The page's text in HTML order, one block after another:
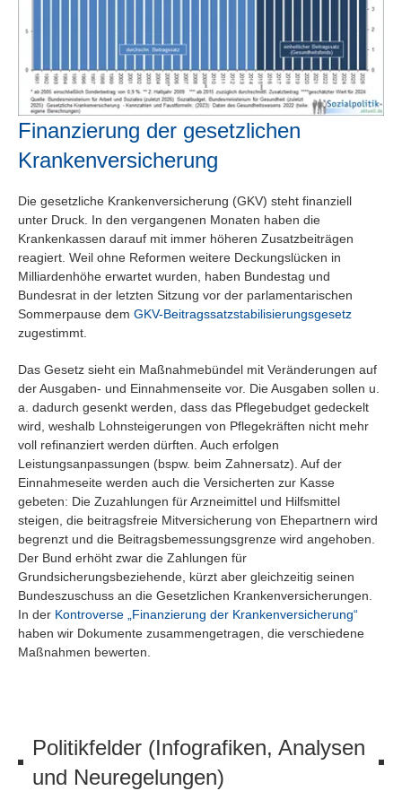
Finanzierung der gesetzlichen
Krankenversicherung
Die gesetzliche Krankenversicherung (GKV) steht finanziell
unter Druck. In den vergangenen Monaten haben die
Krankenkassen darauf mit immer höheren Zusatzbeiträgen
reagiert. Weil ohne Reformen weitere Deckungslücken in
Milliardenhöhe erwartet wurden, haben Bundestag und
Bundesrat in der letzten Sitzung vor der parlamentarischen
Sommerpause dem GKV-Beitragssatzstabilisierungsgesetz
zugestimmt.
Das Gesetz sieht ein Maßnahmebündel mit Veränderungen auf
der Ausgaben- und Einnahmenseite vor. Die Ausgaben sollen u.
a. dadurch gesenkt werden, dass das Pflegebudget gedeckelt
wird, weshalb Lohnsteigerungen von Pflegekräften nicht mehr
voll refinanziert werden dürften. Auch erfolgen
Leistungsanpassungen (bspw. beim Zahnersatz). Auf der
Einnahmeseite werden auch die Versicherten zur Kasse
gebeten: Die Zuzahlungen für Arzneimittel und Hilfsmittel
steigen, die beitragsfreie Mitversicherung von Ehepartnern wird
begrenzt und die Beitragsbemessungsgrenze wird angehoben.
Der Bund erhöht zwar die Zahlungen für
Grundsicherungsbeziehende, kürzt aber gleichzeitig seinen
Bundeszuschuss an die Gesetzlichen Krankenversicherungen.
In der Kontroverse „Finanzierung der Krankenversicherung“
haben wir Dokumente zusammengetragen, die verschiedene
Maßnahmen bewerten.
Politikfelder (Infografiken, Analysen
und Neuregelungen)